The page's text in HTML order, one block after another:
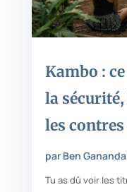
Kambo :
la
les
par Ben Gananda
Tu as dû voir les